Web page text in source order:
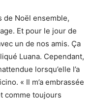
de Noël ensemble,
Et pour le jour de
un de nos amis. Ça
Luana. Cependant,
lorsqu’elle l’a
« Il m’a embrassée
comme toujours